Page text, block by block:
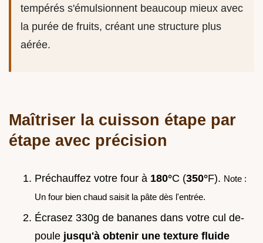
tempérés s'émulsionnent beaucoup mieux avec
la purée de fruits, créant une structure plus
aérée.
Maîtriser la cuisson étape par
étape avec précision
Préchauffez votre four à 180°C (350°F). Note :
Un four bien chaud saisit la pâte dès l'entrée.
Écrasez 330g de bananes dans votre cul de-
poule jusqu'à obtenir une texture fluide